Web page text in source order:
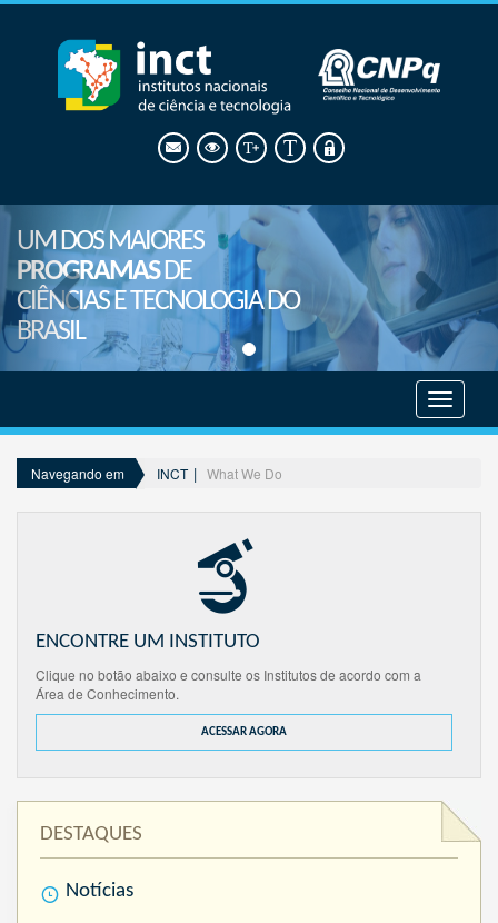
UM DOS MAIORES
PROGRAMASDE
CIÊNCIAS E TECNOLOGIA DO
BRASIL
menu
Navegando em INCT What We Do
ENCONTRE UM INSTITUTO
Clique no botão abaixo e consulte os Institutos de acordo com a
Área de Conhecimento.
ACESSAR AGORA
DESTAQUES
Notícias